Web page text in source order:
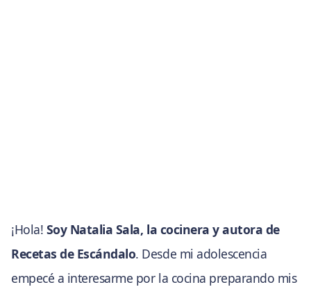
¡Hola! Soy Natalia Sala, la cocinera y autora de
Recetas de Escándalo. Desde mi adolescencia
empecé a interesarme por la cocina preparando mis